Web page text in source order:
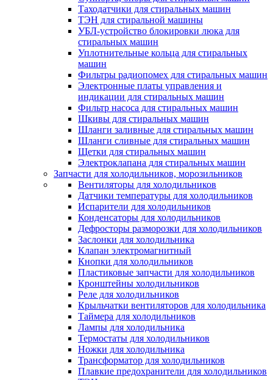
Таходатчики для стиральных машин
ТЭН для стиральной машины
УБЛ-устройство блокировки люка для
стиральных машин
Уплотнительные кольца для стиральных
машин
Фильтры радиопомех для стиральных машин
Электронные платы управления и
индикации для стиральных машин
Фильтр насоса для стиральных машин
Шкивы для стиральных машин
Шланги заливные для стиральных машин
Шланги сливные для стиральных машин
Щетки для стиральных машин
Электроклапана для стиральных машин
Запчасти для холодильников, морозильников
Вентиляторы для холодильников
Датчики температуры для холодильников
Испарители для холодильников
Конденсаторы для холодильников
Дефросторы разморозки для холодильников
Заслонки для холодильника
Клапан электромагнитный
Кнопки для холодильников
Пластиковые запчасти для холодильников
Кронштейны холодильников
Реле для холодильников
Крыльчатки вентиляторов для холодильника
Таймера для холодильников
Лампы для холодильника
Термостаты для холодильников
Ножки для холодильника
Трансформатор для холодильников
Плавкие предохранители для холодильников